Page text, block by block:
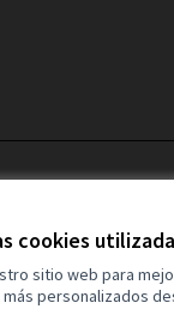
cookies
sitio web para
personalizados